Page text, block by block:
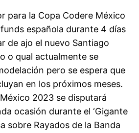
para la Copa Codere México
española durante 4 días
de ajo el nuevo Santiago
o qual actualmente se
pero se espera que
en los próximos meses.
2023 se disputará
ocasión durante el ‘Gigante
sobre Rayados de la Banda